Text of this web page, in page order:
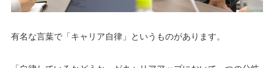
有名な言葉で「キャリア自律」というものがあります。